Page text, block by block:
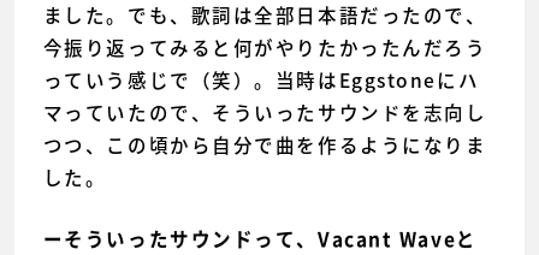
ました。でも、歌詞は全部日本語だったので、
今振り返ってみると何がやりたかったんだろう
っていう感じで（笑）。当時はEggstoneにハ
マっていたので、そういったサウンドを志向し
つつ、この頃から自分で曲を作るようになりま
した。
ーそういったサウンドって、Vacant Waveと